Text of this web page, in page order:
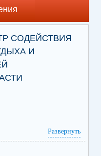
СОДЕЙСТВИЯ
И
Развернуть